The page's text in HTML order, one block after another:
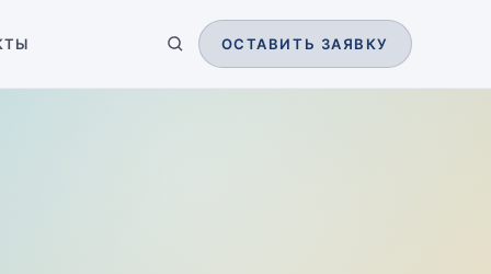
ОСТАВИТЬ ЗАЯВКУ